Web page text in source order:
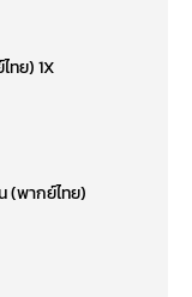
ทย) 1X
(พากย์ไทย)